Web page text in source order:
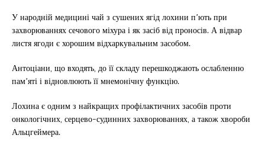
У народній медицині чай з сушених ягід лохини п’ють при
захворюваннях сечового міхура і як засіб від проносів. А відвар
листя ягоди є хорошим відхаркувальним засобом.
Антоціани, що входять, до її складу перешкоджають ослабленню
пам’яті і відновлюють її мнемонічну функцію.
Лохина є одним з найкращих профілактичних засобів проти
онкологічних, серцево-судинних захворюваннях, а також хвороби
Альцгеймера.